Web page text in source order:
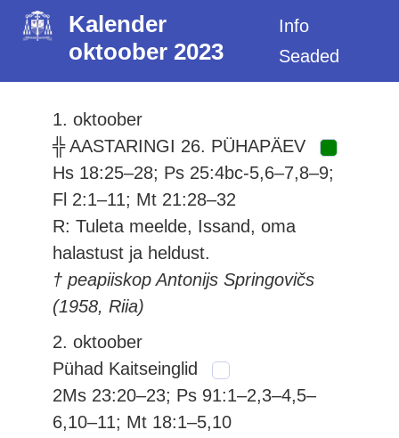
Kalender
oktoober 2023
Info
Seaded
1. oktoober
╬ AASTARINGI 26. PÜHAPÄEV
Hs 18:25–28; Ps 25:4bc-5,6–7,8–9;
Fl 2:1–11; Mt 21:28–32
R: Tuleta meelde, Issand, oma
halastust ja heldust.
† peapiiskop Antonijs Springovičs
(1958, Riia)
2. oktoober
Pühad Kaitseinglid
2Ms 23:20–23; Ps 91:1–2,3–4,5–
6,10–11; Mt 18:1–5,10